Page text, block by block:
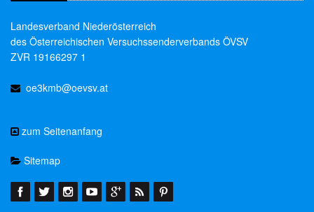
Landesverband Niederösterreich
des Österreichischen Versuchssenderverbands ÖVSV
ZVR 19166297 1
oe3kmb@oevsv.at
zum Seitenanfang
Sitemap